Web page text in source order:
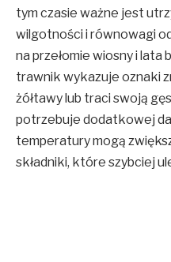
tym czasie ważne jest
wilgotności i równowagi
na przełomie wiosny i lata
trawnik wykazuje oznaki
żółtawy lub traci swoją
potrzebuje dodatkowej
temperatury mogą
składniki, które szybciej